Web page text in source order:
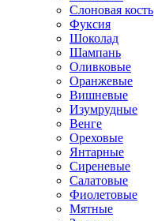
Слоновая кость
Фуксия
Шоколад
Шампань
Оливковые
Оранжевые
Вишневые
Изумрудные
Венге
Ореховые
Янтарные
Сиреневые
Салатовые
Фиолетовые
Мятные